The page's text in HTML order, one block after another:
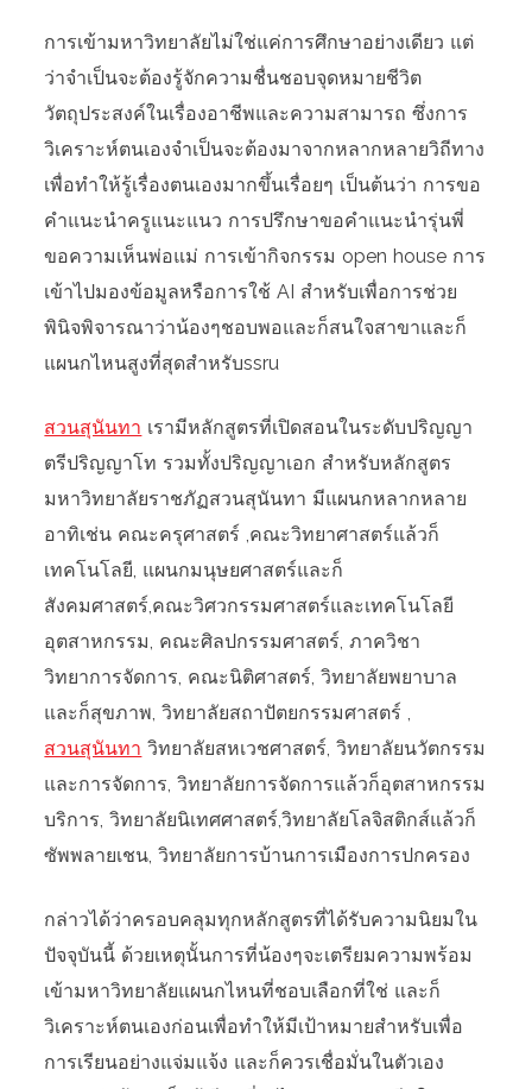
การเข้ามหาวิทยาลัยไม่ใช่แค่การศึกษาอย่างเดียว แต่
ว่าจำเป็นจะต้องรู้จักความชื่นชอบจุดหมายชีวิต
วัตถุประสงค์ในเรื่องอาชีพและความสามารถ ซึ่งการ
วิเคราะห์ตนเองจำเป็นจะต้องมาจากหลากหลายวิถีทาง
เพื่อทำให้รู้เรื่องตนเองมากขึ้นเรื่อยๆ เป็นต้นว่า การขอ
คำแนะนำครูแนะแนว การปรึกษาขอคำแนะนำรุ่นพี่
ขอความเห็นพ่อแม่ การเข้ากิจกรรม open house การ
เข้าไปมองข้อมูลหรือการใช้ AI สำหรับเพื่อการช่วย
พินิจพิจารณาว่าน้องๆชอบพอและก็สนใจสาขาและก็
แผนกไหนสูงที่สุดสำหรับssru
สวนสุนันทา เรามีหลักสูตรที่เปิดสอนในระดับปริญญา
ตรีปริญญาโท รวมทั้งปริญญาเอก สำหรับหลักสูตร
มหาวิทยาลัยราชภัฏสวนสุนันทา มีแผนกหลากหลาย
อาทิเช่น คณะครุศาสตร์ ,คณะวิทยาศาสตร์แล้วก็
เทคโนโลยี, แผนกมนุษยศาสตร์และก็
สังคมศาสตร์,คณะวิศวกรรมศาสตร์และเทคโนโลยี
อุตสาหกรรม, คณะศิลปกรรมศาสตร์, ภาควิชา
วิทยาการจัดการ, คณะนิติศาสตร์, วิทยาลัยพยาบาล
และก็สุขภาพ, วิทยาลัยสถาปัตยกรรมศาสตร์ ,
สวนสุนันทา วิทยาลัยสหเวชศาสตร์, วิทยาลัยนวัตกรรม
และการจัดการ, วิทยาลัยการจัดการแล้วก็อุตสาหกรรม
บริการ, วิทยาลัยนิเทศศาสตร์,วิทยาลัยโลจิสติกส์แล้วก็
ซัพพลายเชน, วิทยาลัยการบ้านการเมืองการปกครอง
กล่าวได้ว่าครอบคลุมทุกหลักสูตรที่ได้รับความนิยมใน
ปัจจุบันนี้ ด้วยเหตุนั้นการที่น้องๆจะเตรียมความพร้อม
เข้ามหาวิทยาลัยแผนกไหนที่ชอบเลือกที่ใช่ และก็
วิเคราะห์ตนเองก่อนเพื่อทำให้มีเป้าหมายสำหรับเพื่อ
การเรียนอย่างแจ่มแจ้ง และก็ควรเชื่อมั่นในตัวเอง